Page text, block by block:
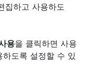
집하고 사용하도
용을 클릭하면 사용
도록 설정할 수 있